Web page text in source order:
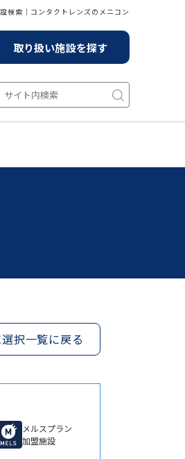
検索│コンタクトレンズのメニコン
取り扱い施設を探す
択一覧に戻る
メルスプラン
加盟施設